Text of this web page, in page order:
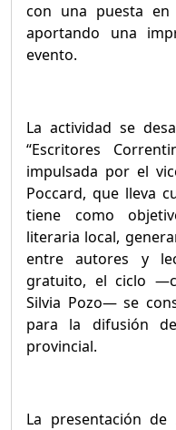
con una puesta
aportando una
evento.
La actividad se
“Escritores
impulsada por el
Poccard, que lleva
tiene como
literaria local,
entre autores y
gratuito, el ciclo
Silvia Pozo— se
para la difusión
provincial.
La presentación